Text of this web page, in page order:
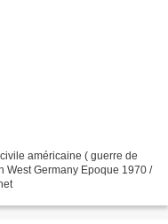
américaine ( guerre de
West Germany Epoque 1970 /